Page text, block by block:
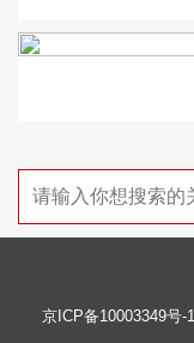
京ICP备10003349号-1